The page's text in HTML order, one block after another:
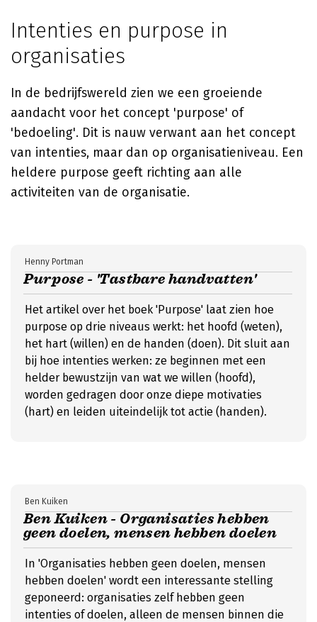
Intenties en purpose in
organisaties
In de bedrijfswereld zien we een groeiende
aandacht voor het concept 'purpose' of
'bedoeling'. Dit is nauw verwant aan het concept
van intenties, maar dan op organisatieniveau. Een
heldere purpose geeft richting aan alle
activiteiten van de organisatie.
Purpose - 'Tastbare handvatten'
Henny Portman
Het artikel over het boek 'Purpose' laat zien hoe
purpose op drie niveaus werkt: het hoofd (weten),
het hart (willen) en de handen (doen). Dit sluit aan
bij hoe intenties werken: ze beginnen met een
helder bewustzijn van wat we willen (hoofd),
worden gedragen door onze diepe motivaties
(hart) en leiden uiteindelijk tot actie (handen).
Ben Kuiken - Organisaties hebben
geen doelen, mensen hebben doelen
Ben Kuiken
In 'Organisaties hebben geen doelen, mensen
hebben doelen' wordt een interessante stelling
geponeerd: organisaties zelf hebben geen
intenties of doelen, alleen de mensen binnen die